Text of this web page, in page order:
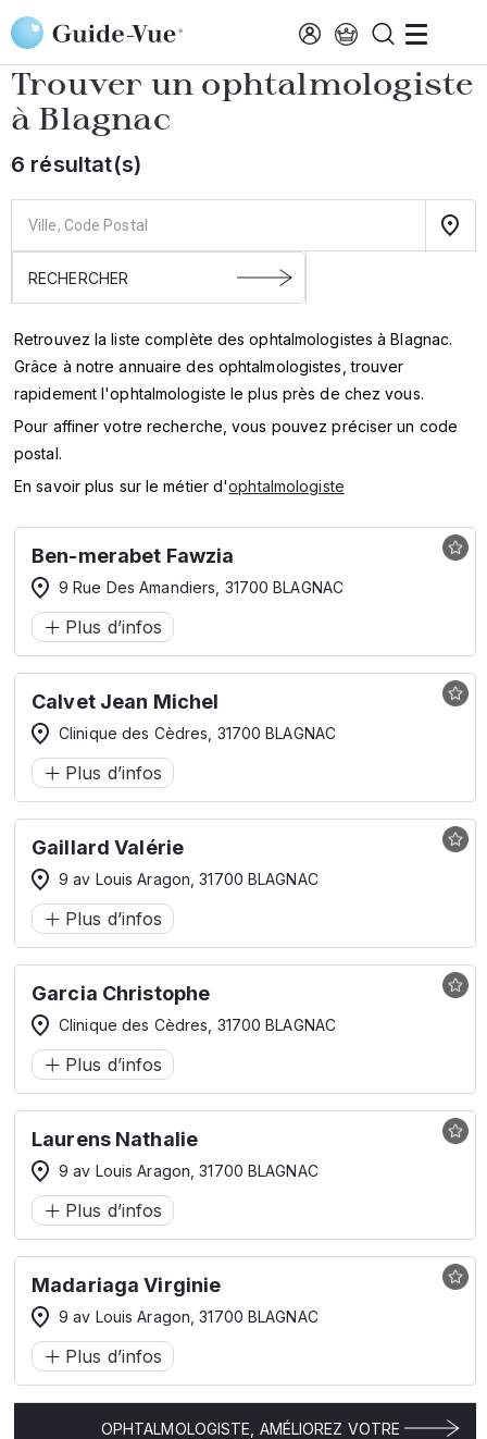
Aller au contenu principal
Accueil Annuaire des ophtalmologistes Blagnac
Trouver un ophtalmologiste
à Blagnac
6 résultat(s)
Retrouvez la liste complète des ophtalmologistes à Blagnac.
Grâce à notre annuaire des ophtalmologistes, trouver
rapidement l'ophtalmologiste le plus près de chez vous.
Pour affiner votre recherche, vous pouvez préciser un code
postal.
En savoir plus sur le métier d'ophtalmologiste
Ben-merabet Fawzia
9 Rue Des Amandiers, 31700 BLAGNAC
Plus d’infos
Calvet Jean Michel
Clinique des Cèdres, 31700 BLAGNAC
Plus d’infos
Gaillard Valérie
9 av Louis Aragon, 31700 BLAGNAC
Plus d’infos
Garcia Christophe
Clinique des Cèdres, 31700 BLAGNAC
Plus d’infos
Laurens Nathalie
9 av Louis Aragon, 31700 BLAGNAC
Plus d’infos
Madariaga Virginie
9 av Louis Aragon, 31700 BLAGNAC
Plus d’infos
OPHTALMOLOGISTE, AMÉLIOREZ VOTRE